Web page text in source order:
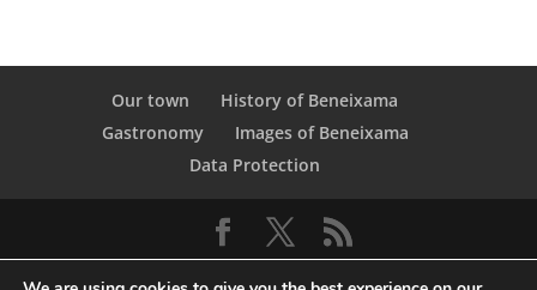
Our town
History of Beneixama
Gastronomy
Images of Beneixama
Data Protection